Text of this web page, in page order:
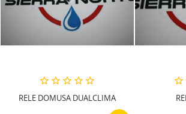
RELE DOMUSA DUALCLIMA